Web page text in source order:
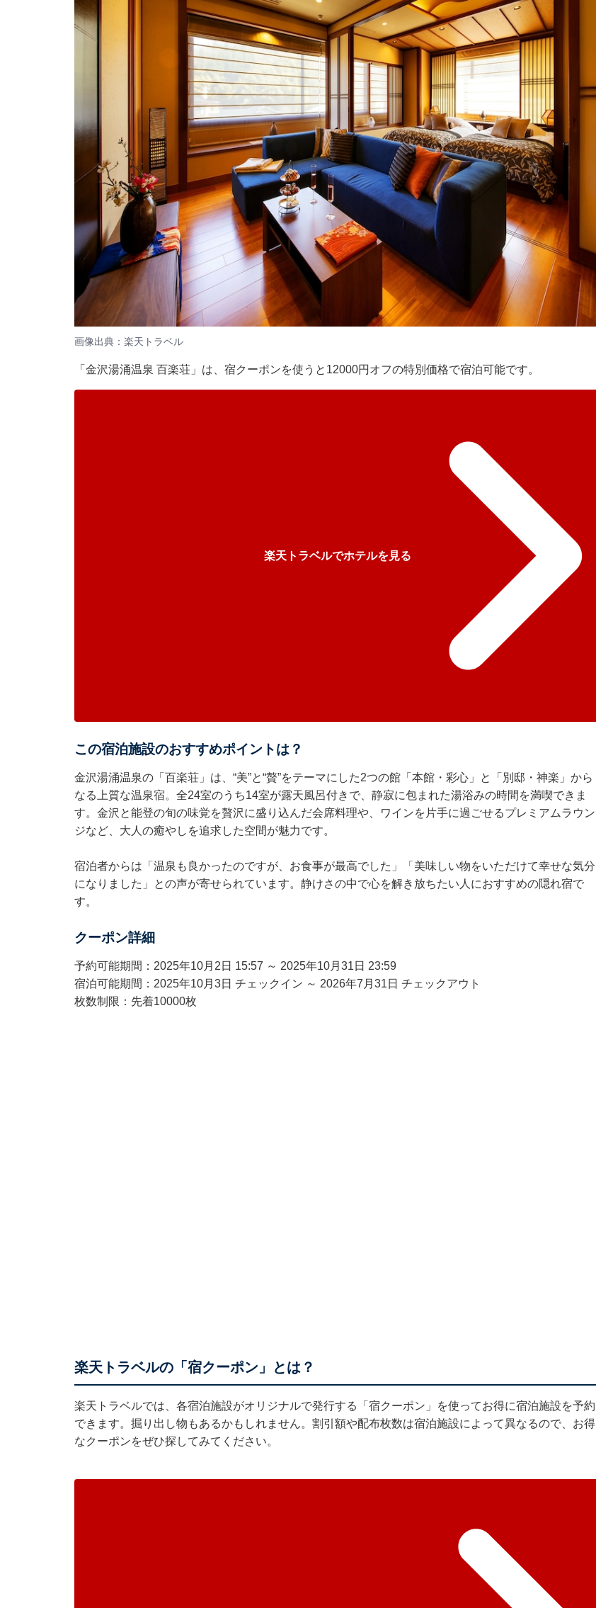
画像出典：楽天トラベル
「金沢湯涌温泉 百楽荘」は、宿クーポンを使うと12000円オフの特別価格で宿泊可能です。
楽天トラベルでホテルを見る
この宿泊施設のおすすめポイントは？
金沢湯涌温泉の「百楽荘」は、“美”と“贅”をテーマにした2つの館「本館・彩心」と「別邸・神楽」から
なる上質な温泉宿。全24室のうち14室が露天風呂付きで、静寂に包まれた湯浴みの時間を満喫できま
す。金沢と能登の旬の味覚を贅沢に盛り込んだ会席料理や、ワインを片手に過ごせるプレミアムラウン
ジなど、大人の癒やしを追求した空間が魅力です。
宿泊者からは「温泉も良かったのですが、お食事が最高でした」「美味しい物をいただけて幸せな気分
になりました」との声が寄せられています。静けさの中で心を解き放ちたい人におすすめの隠れ宿で
す。
クーポン詳細
予約可能期間：2025年10月2日 15:57 ～ 2025年10月31日 23:59
宿泊可能期間：2025年10月3日 チェックイン ～ 2026年7月31日 チェックアウト
枚数制限：先着10000枚
楽天トラベルの「宿クーポン」とは？
楽天トラベルでは、各宿泊施設がオリジナルで発行する「宿クーポン」を使ってお得に宿泊施設を予約
できます。掘り出し物もあるかもしれません。割引額や配布枚数は宿泊施設によって異なるので、お得
なクーポンをぜひ探してみてください。